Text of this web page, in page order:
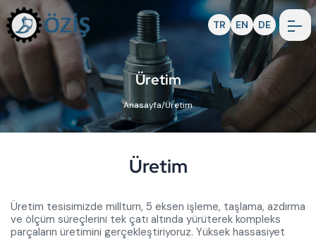
TR EN DE
Üretim
Anasayfa/Üretim
Üretim
Üretim tesisimizde millturn, 5 eksen işleme, taşlama, azdırma
ve ölçüm süreçlerini tek çatı altında yürüterek kompleks
parçaların üretimini gerçekleştiriyoruz. Yüksek hassasiyet